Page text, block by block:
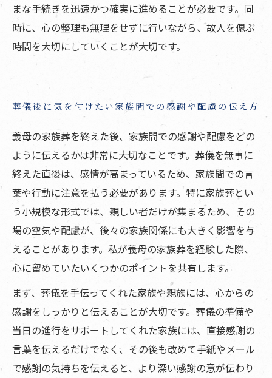
まな手続きを迅速かつ確実に進めることが必要です。同
時に、心の整理も無理をせずに行いながら、故人を偲ぶ
時間を大切にしていくことが大切です。
葬儀後に気を付けたい家族間での感謝や配慮の伝え方
義母の家族葬を終えた後、家族間での感謝や配慮をどの
ように伝えるかは非常に大切なことです。葬儀を無事に
終えた直後は、感情が高まっているため、家族間での言
葉や行動に注意を払う必要があります。特に家族葬とい
う小規模な形式では、親しい者だけが集まるため、その
場の空気や配慮が、後々の家族関係にも大きく影響を与
えることがあります。私が義母の家族葬を経験した際、
心に留めていたいくつかのポイントを共有します。
まず、葬儀を手伝ってくれた家族や親族には、心からの
感謝をしっかりと伝えることが大切です。葬儀の準備や
当日の進行をサポートしてくれた家族には、直接感謝の
言葉を伝えるだけでなく、その後も改めて手紙やメール
で感謝の気持ちを伝えると、より深い感謝の意が伝わり